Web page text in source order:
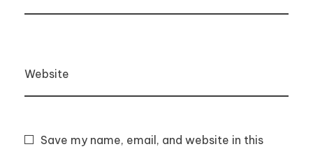
Website
Save my name, email, and website in this